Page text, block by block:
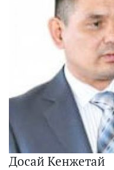
Досай Кенжетай